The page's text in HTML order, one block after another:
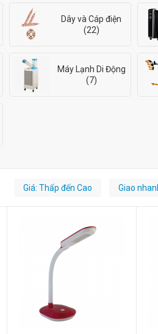
Dây và Cáp điện
(22)
Máy Lạnh Di Động
(7)
Giá: Thấp đến Cao Giao